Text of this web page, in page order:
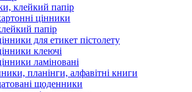
клейкий папір
цінники
папір
для етикет пістолету
клеючі
ламіновані
планінги, алфавітні книги
щоденники